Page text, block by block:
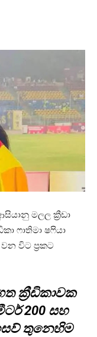
මලල ක්‍රීඩා
ෆාතිමා ෂෆියා
විට ප්‍රකට
ක්‍රීඩිකාවක
200 සහ
තුනෙහිම